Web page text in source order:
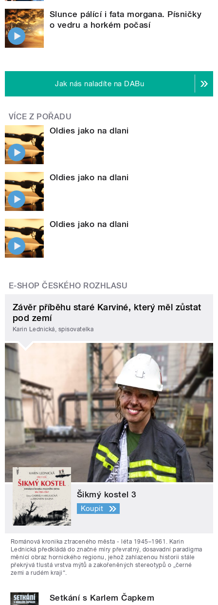
Slunce pálící i fata morgana. Písničky
o vedru a horkém počasí
Jak nás naladíte na DABu
VÍCE Z POŘADU
Oldies jako na dlani
Oldies jako na dlani
Oldies jako na dlani
E-SHOP ČESKÉHO ROZHLASU
Závěr příběhu staré Karviné, který měl zůstat
pod zemí
Karin Lednická, spisovatelka
Šikmý kostel 3
Koupit
Románová kronika ztraceného města - léta 1945–1961. Karin
Lednická předkládá do značné míry převratný, dosavadní paradigma
měnící obraz hornického regionu, jehož zahlazenou historii stále
překrývá tlustá vrstva mýtů a zakořeněných stereotypů o „černé
zemi a rudém kraji“.
Setkání s Karlem Čapkem